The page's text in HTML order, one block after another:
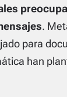
.
para
han